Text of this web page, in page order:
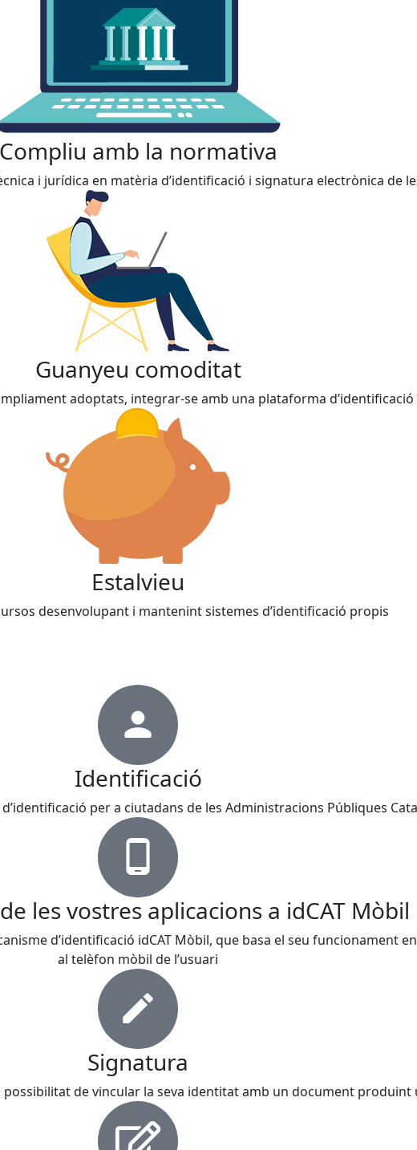
Compliu amb la normativa
i jurídica en matèria d’identificació i signatura electrònica de
Guanyeu comoditat
adoptats, integrar-se amb una plataforma
Estalvieu
desenvolupant i mantenint sistemes d’identificació propis
Identificació
per a ciutadans de les Administracions Públiques
les vostres aplicacions a idCAT Mòbil
d’identificació idCAT Mòbil, que basa el seu funcionament
al telèfon mòbil de l’usuari
Signatura
de vincular la seva identitat amb un document